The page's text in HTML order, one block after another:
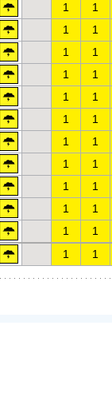
1
1
1
1
1
1
1
1
1
1
1
1
1
1
1
1
1
1
1
1
1
1
1 1